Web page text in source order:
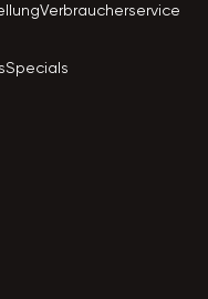
Verbraucherservice
Specials